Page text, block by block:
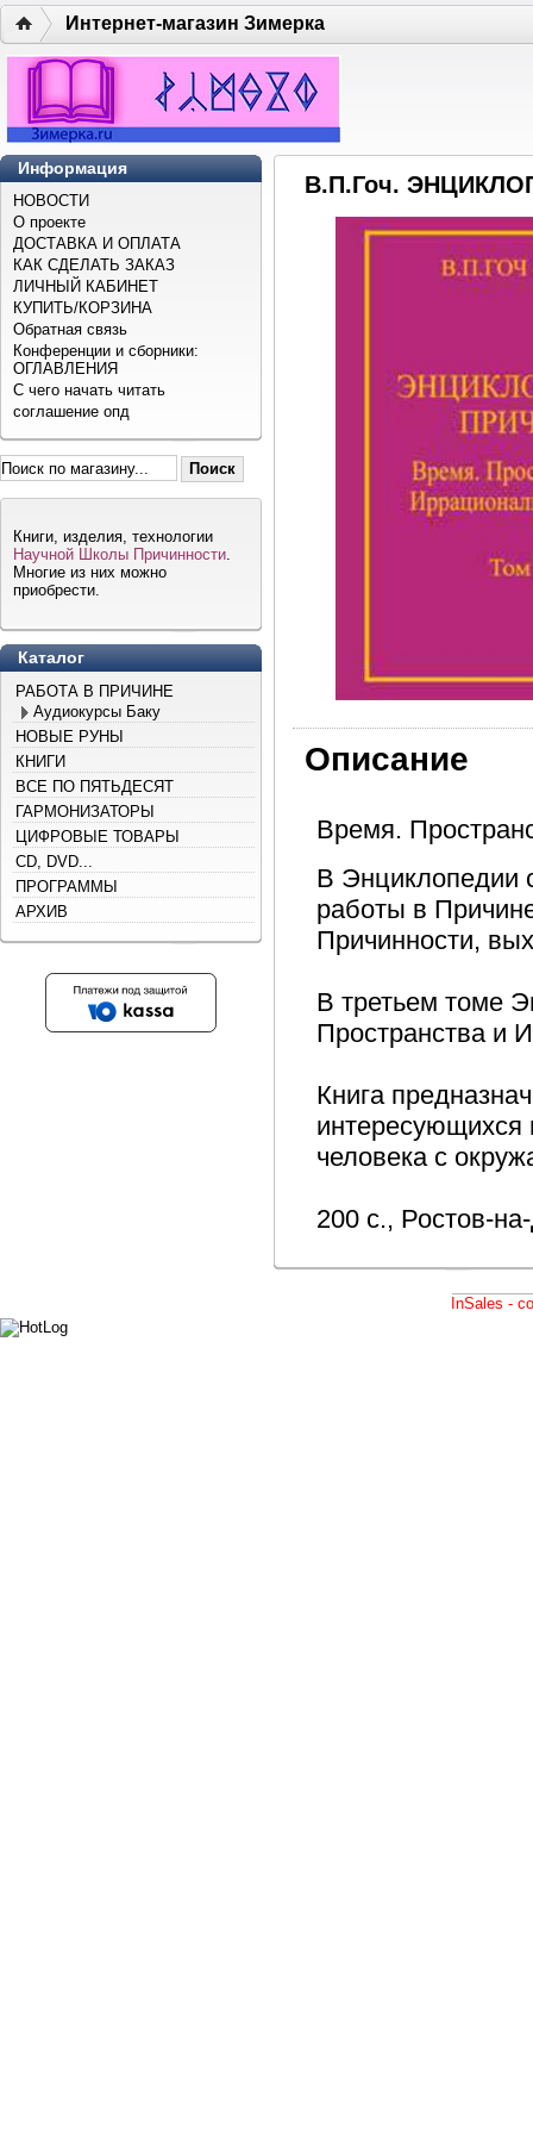
Интернет-магазин Зимерка
Информация
НОВОСТИ
О проекте
ДОСТАВКА И ОПЛАТА
КАК СДЕЛАТЬ ЗАКАЗ
ЛИЧНЫЙ КАБИНЕТ
КУПИТЬ/КОРЗИНА
Обратная связь
Конференции и сборники:
ОГЛАВЛЕНИЯ
С чего начать читать
соглашение опд
Книги, изделия, технологии
Научной Школы Причинности
Многие из них можно
приобрести.
Каталог
РАБОТА В ПРИЧИНЕ
Аудиокурсы Баку
НОВЫЕ РУНЫ
КНИГИ
ВСЕ ПО ПЯТЬДЕСЯТ
ГАРМОНИЗАТОРЫ
ЦИФРОВЫЕ ТОВАРЫ
CD, DVD...
ПРОГРАММЫ
АРХИВ
В.П.Гоч.
Описание
Время.
В Энциклопедии
работы в
Причинности,
В третьем томе
Пространства и
Книга
интересующихся
человека с
200 с., Ростов-
InSales -